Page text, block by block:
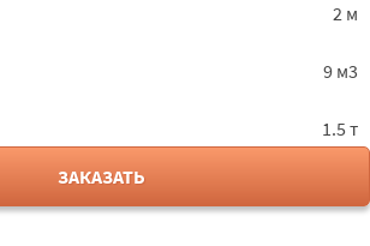
2 м
9 м3
1.5 т
ЗАКАЗАТЬ